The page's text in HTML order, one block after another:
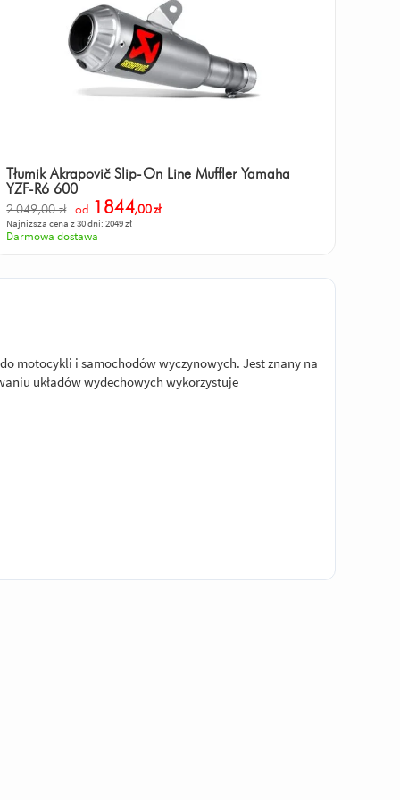
Tłumik Akrapovič Slip-On Line Muffler Yamaha
YZF-R6 600
2 049,00 zł od 1844,00zł
Najniższa cena z 30 dni: 2049 zł
Darmowa dostawa
motocykli i samochodów wyczynowych. Jest znany na
układów wydechowych wykorzystuje